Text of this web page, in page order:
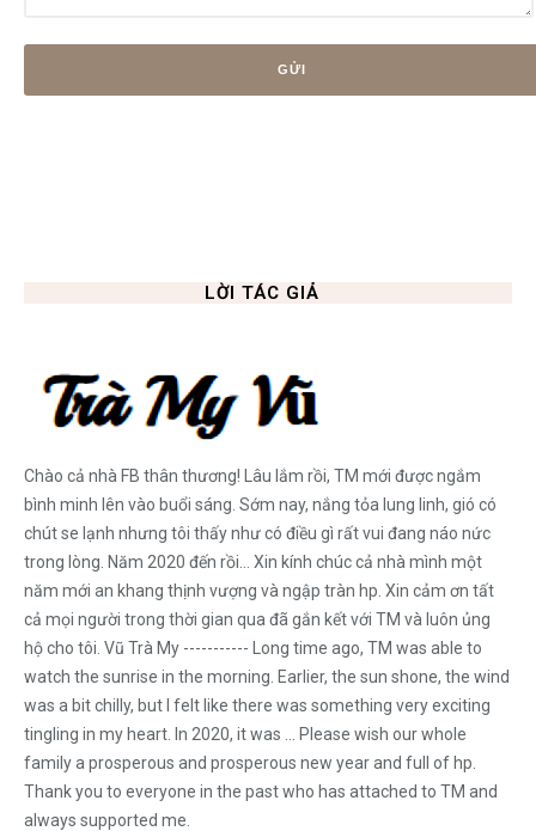
LỜI TÁC GIẢ
Chào cả nhà FB thân thương! Lâu lắm rồi, TM mới được ngắm
bình minh lên vào buổi sáng. Sớm nay, nắng tỏa lung linh, gió có
chút se lạnh nhưng tôi thấy như có điều gì rất vui đang náo nức
trong lòng. Năm 2020 đến rồi... Xin kính chúc cả nhà mình một
năm mới an khang thịnh vượng và ngập tràn hp. Xin cảm ơn tất
cả mọi người trong thời gian qua đã gắn kết với TM và luôn ủng
hộ cho tôi. Vũ Trà My ----------- Long time ago, TM was able to
watch the sunrise in the morning. Earlier, the sun shone, the wind
was a bit chilly, but I felt like there was something very exciting
tingling in my heart. In 2020, it was ... Please wish our whole
family a prosperous and prosperous new year and full of hp.
Thank you to everyone in the past who has attached to TM and
always supported me.